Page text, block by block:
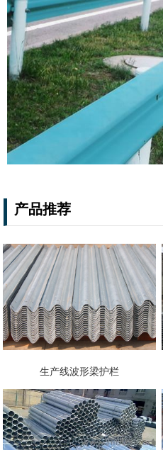
产品推荐
生产线波形梁护栏